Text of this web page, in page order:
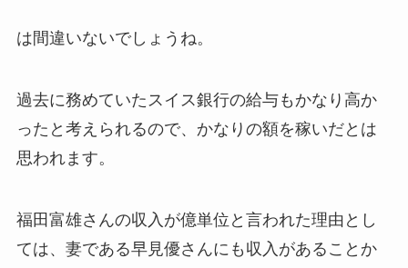
は間違いないでしょうね。
過去に務めていたスイス銀行の給与もかなり高か
ったと考えられるので、かなりの額を稼いだとは
思われます。
福田富雄さんの収入が億単位と言われた理由とし
ては、妻である早見優さんにも収入があることか